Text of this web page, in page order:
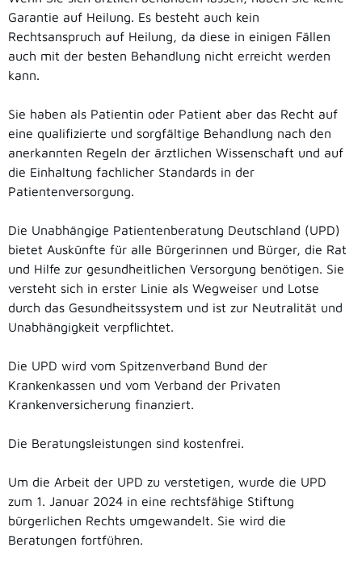
Garantie auf Heilung. Es besteht auch kein
Rechtsanspruch auf Heilung, da diese in einigen Fällen
auch mit der besten Behandlung nicht erreicht werden
kann.
Sie haben als Patientin oder Patient aber das Recht auf
eine qualifizierte und sorgfältige Behandlung nach den
anerkannten Regeln der ärztlichen Wissenschaft und auf
die Einhaltung fachlicher Standards in der
Patientenversorgung.
Die Unabhängige Patientenberatung Deutschland (UPD)
bietet Auskünfte für alle Bürgerinnen und Bürger, die Rat
und Hilfe zur gesundheitlichen Versorgung benötigen. Sie
versteht sich in erster Linie als Wegweiser und Lotse
durch das Gesundheitssystem und ist zur Neutralität und
Unabhängigkeit verpflichtet.
Die UPD wird vom Spitzenverband Bund der
Krankenkassen und vom Verband der Privaten
Krankenversicherung finanziert.
Die Beratungsleistungen sind kostenfrei.
Um die Arbeit der UPD zu verstetigen, wurde die UPD
zum 1. Januar 2024 in eine rechtsfähige Stiftung
bürgerlichen Rechts umgewandelt. Sie wird die
Beratungen fortführen.